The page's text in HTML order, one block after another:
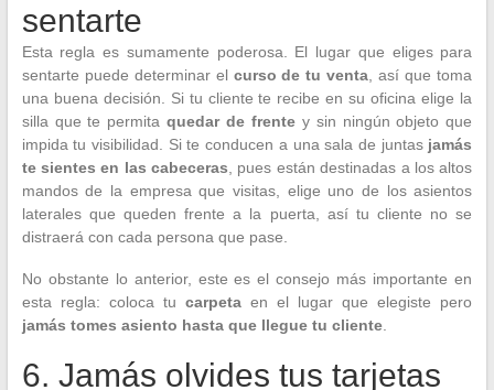
sentarte
Esta regla es sumamente poderosa. El lugar que eliges para
sentarte puede determinar el curso de tu venta , así que toma
una buena decisión. Si tu cliente te recibe en su oficina elige la
silla que te permitaquedar de frentey sin ningún objeto que
impida tu visibilidad. Si te conducen a una sala de juntas jamás
te sientes en las cabeceras , pues están destinadas a los altos
mandos de la empresa que visitas, elige uno de los asientos
laterales que queden frente a la puerta, así tu cliente no se
distraerá con cada persona que pase.
No obstante lo anterior, este es el consejo más importante en
esta regla: coloca tu carpeta en el lugar que elegiste pero
jamás tomes asiento hasta que llegue tu cliente.
6. Jamás olvides tus tarjetas